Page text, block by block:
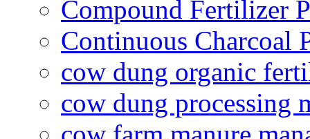
Compound Fertilizer
Continuous Charcoal
cow dung organic
cow dung processing